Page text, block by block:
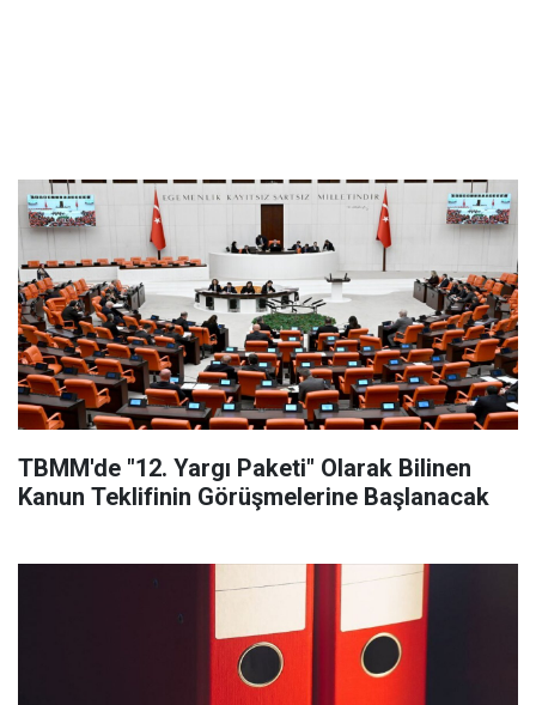
TBMM'de "12. Yargı Paketi" Olarak Bilinen
Kanun Teklifinin Görüşmelerine Başlanacak